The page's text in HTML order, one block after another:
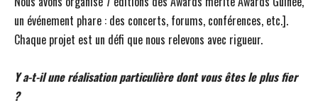
un événement phare : des concerts, forums, conférences, etc.].
Chaque projet est un défi que nous relevons avec rigueur.
Y a-t-il une réalisation particulière dont vous êtes le plus fier
?